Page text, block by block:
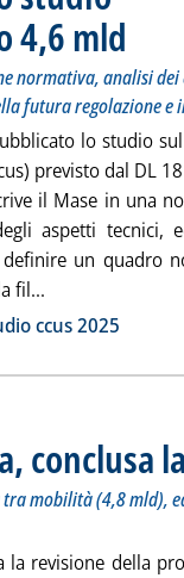
4,6 mld
normativa, analisi
futura regolazione e
lo studio
previsto dal DL
il Mase in una
aspetti tecnici,
un quadro
fil...
ccus 2025
conclusa
mobilità (4,8 mld),
la revisione della